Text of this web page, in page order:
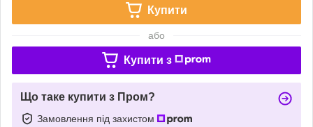
Купити
або
Купити з
Що таке купити з Пром?
Замовлення під захистом